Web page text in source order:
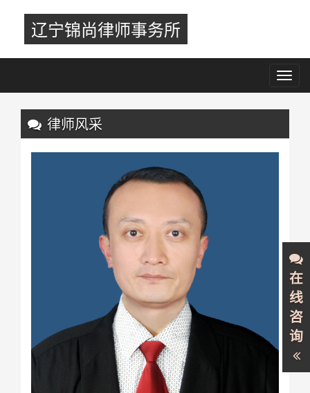
辽宁锦尚律师事务所
律师风采
在
线
咨
询